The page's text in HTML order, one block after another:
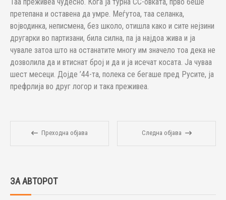
претепана и оставена да умре. Меѓутоа, таа селанка,
војводинка, неписмена, без школо, отишла како и сите нејзини
другарки во партизани, била силна, па ја најдоа жива и ја
чувале затоа што на останатите многу им значело тоа дека не
дозволила да и втиснат број и да и ја исечат косата. Ја чуваа
шест месеци. Дојде ’44-та, полека се бегаше пред Русите, ја
префрлија во друг логор и така преживеа.
Преходна објава Следна објава
ЗА АВТОРОТ